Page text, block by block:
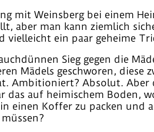
mit Weinsberg bei einem
aber man kann ziemlich
vielleicht ein paar geheime
Sieg gegen die
Mädels geschworen, diese
Ambitioniert? Absolut. Aber
das auf heimischem Boden,
einen Koffer zu packen und